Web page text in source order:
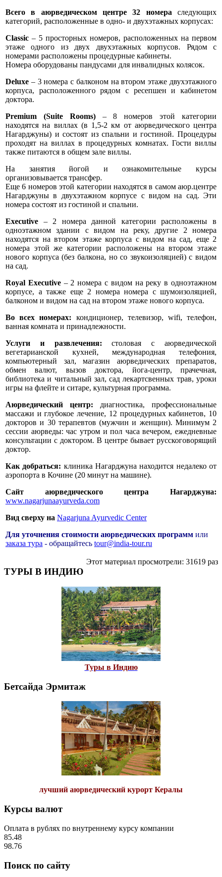
Всего в аюрведическом центре 32 номера следующих
категорий, расположенные в одно- и двухэтажных корпусах:
Classic – 5 просторных номеров, расположенных на первом
этаже одного из двух двухэтажных корпусов. Рядом с
номерами расположены процедурные кабинеты.
Номера оборудованы пандусами для инвалидных колясок.
Deluxe – 3 номера с балконом на втором этаже двухэтажного
корпуса, расположенного рядом с ресепшен и кабинетом
доктора.
Premium (Suite Rooms)– 8 номеров этой категории
находятся на виллах (в 1,5-2 км от аюрведического центра
Нагарджуны) и состоят из спальни и гостиной. Процедуры
проходят на виллах в процедурных комнатах. Гости виллы
также питаются в общем зале виллы.
На занятия йогой и ознакомительные курсы
организовывается трансфер.
Еще 6 номеров этой категории находятся в самом аюр.центре
Нагарджуны в двухэтажном корпусе с видом на сад. Эти
номера состоят из гостиной и спальни.
Executive – 2 номера данной категории расположены в
одноэтажном здании с видом на реку, другие 2 номера
находятся на втором этаже корпуса с видом на сад, еще 2
номера этой же категории расположены на втором этаже
нового корпуса (без балкона, но со звукоизоляцией) с видом
на сад.
Royal Executive– 2 номера с видом на реку в одноэтажном
корпусе, а также еще 2 номера номера с шумоизоляцией,
балконом и видом на сад на втором этаже нового корпуса.
Во всех номерах: кондиционер, телевизор, wifi, телефон,
ванная комната и принадлежности.
Услуги и развлечения: столовая с аюрведической
вегетарианской кухней, международная телефония,
компьютерный зал, магазин аюрведических препаратов,
обмен валют, вызов доктора, йога-центр, прачечная,
библиотека и читальный зал, сад лекартсвенных трав, уроки
игры на флейте и ситаре, культурная программа.
Аюрведический центр: диагностика, профессиональные
массажи и глубокое лечение, 12 процедурных кабинетов, 10
докторов и 30 терапевтов (мужчин и женщин). Минимум 2
сессии аюрведы: час утром и пол часа вечером, ежедневные
консультации с доктором. В центре бывает русскоговорящий
доктор.
Как добраться: клиника Нагарджуна находится недалеко от
аэропорта в Кочине (20 минут на машине).
Сайт аюрведического центра Нагарджуна:
www.nagarjunaayurveda.com
Вид сверху на Nagarjuna Ayurvedic Center
Для уточнения стоимости аюрведических программ или
заказа тура - обращайтесь tour@india-tour.ru
Этот материал просмотрели: 31619 раз
ТУРЫ В ИНДИЮ
Туры в Индию
Бетсайда Эрмитаж
лучший аюрведический курорт Кералы
Курсы валют
Оплата в рублях по внутреннему курсу компании
85.48
98.76
Поиск по сайту